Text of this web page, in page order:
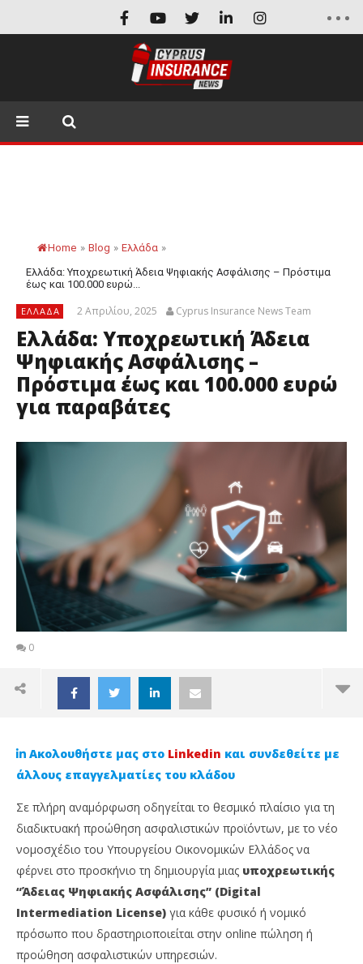
Home » Blog » Ελλάδα »
Ελλάδα: Υποχρεωτική Άδεια Ψηφιακής Ασφάλισης – Πρόστιμα
έως και 100.000 ευρώ...
ΕΛΛΆΔΑ 2 Απριλίου, 2025 Cyprus Insurance News Team
Ελλάδα: Υποχρεωτική Άδεια
Ψηφιακής Ασφάλισης –
Πρόστιμα έως και 100.000 ευρώ
για παραβάτες
0
NOW VIEWING
Ακολουθήστε μας στο Linkedin και συνδεθείτε με
άλλους επαγγελματίες του κλάδου
Σε πλήρη αναμόρφωση οδηγείται το θεσμικό πλαίσιο για τη
διαδικτυακή προώθηση ασφαλιστικών προϊόντων, με το νέο
νομοσχέδιο του Υπουργείου Οικονομικών Ελλάδος να
φέρνει στο προσκήνιο τη δημιουργία μιας υποχρεωτικής
“Άδειας Ψηφιακής Ασφάλισης” (Digital
Intermediation License) για κάθε φυσικό ή νομικό
πρόσωπο που δραστηριοποιείται στην online πώληση ή
προώθηση ασφαλιστικών υπηρεσιών.